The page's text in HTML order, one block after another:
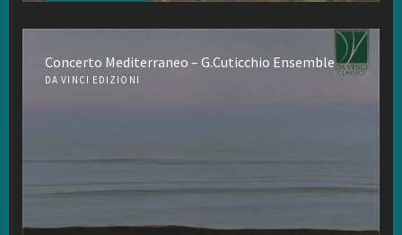
Concerto Mediterraneo – G.Cuticchio Ensemble
DA VINCI EDIZIONI